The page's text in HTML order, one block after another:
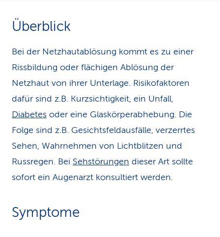
Überblick
Bei der Netzhautablösung kommt es zu einer
Rissbildung oder flächigen Ablösung der
Netzhaut von ihrer Unterlage. Risikofaktoren
dafür sind z.B. Kurzsichtigkeit, ein Unfall,
Diabetes oder eine Glaskörperabhebung. Die
Folge sind z.B. Gesichtsfeldausfälle, verzerrtes
Sehen, Wahrnehmen von Lichtblitzen und
Russregen. Bei Sehstörungen dieser Art sollte
sofort ein Augenarzt konsultiert werden.
Symptome